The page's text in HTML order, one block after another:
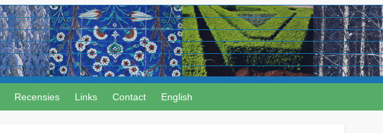
Recensies Links Contact English